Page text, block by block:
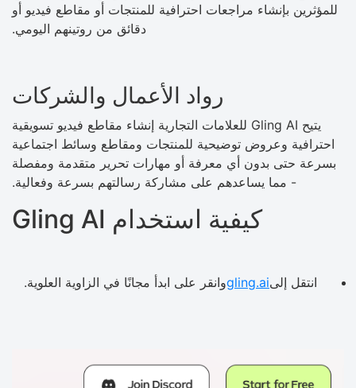
للمؤثرين بإنشاء مراجعات احترافية للمنتجات أو مقاطع فيديو أو
دقائق من روتينهم اليومي.
رواد الأعمال والشركات
يتيح Gling AI للعلامات التجارية إنشاء مقاطع فيديو تسويقية
احترافية وعروض توضيحية للمنتجات ومقاطع وسائط اجتماعية
بسرعة حتى بدون أي معرفة أو مهارات تحرير متقدمة ومفصلة
- مما يساعدهم على مشاركة رسالتهم بسرعة وفعالية.
كيفية استخدام Gling AI
انتقل إلىgling.aiوانقر على ابدأ مجانًا في الزاوية العلوية.